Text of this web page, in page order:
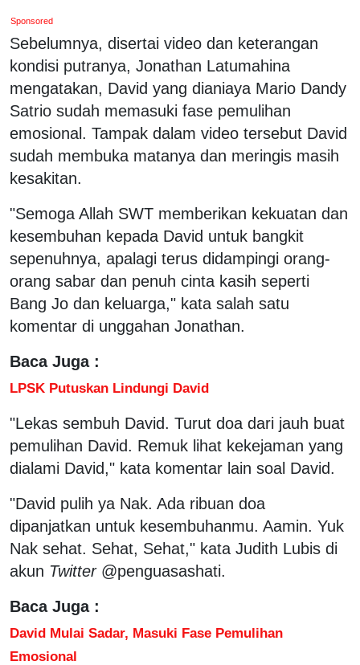
Sponsored
Sebelumnya, disertai video dan keterangan
kondisi putranya, Jonathan Latumahina
mengatakan, David yang dianiaya Mario Dandy
Satrio sudah memasuki fase pemulihan
emosional. Tampak dalam video tersebut David
sudah membuka matanya dan meringis masih
kesakitan.
"Semoga Allah SWT memberikan kekuatan dan
kesembuhan kepada David untuk bangkit
sepenuhnya, apalagi terus didampingi orang-
orang sabar dan penuh cinta kasih seperti
Bang Jo dan keluarga," kata salah satu
komentar di unggahan Jonathan.
Baca Juga :
LPSK Putuskan Lindungi David
"Lekas sembuh David. Turut doa dari jauh buat
pemulihan David. Remuk lihat kekejaman yang
dialami David," kata komentar lain soal David.
"David pulih ya Nak. Ada ribuan doa
dipanjatkan untuk kesembuhanmu. Aamin. Yuk
Nak sehat. Sehat, Sehat," kata Judith Lubis di
akun Twitter@penguasashati.
Baca Juga :
David Mulai Sadar, Masuki Fase Pemulihan
Emosional